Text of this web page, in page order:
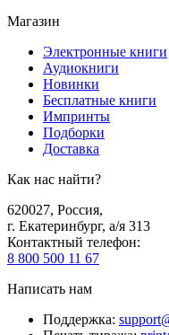
Магазин
Электронные книги
Аудиокниги
Новинки
Бесплатные книги
Импринты
Подборки
Доставка
Как нас найти?
620027, Россия,
г. Екатеринбург, а/я 313
Контактный телефон:
8 800 500 11 67
Написать нам
Поддержка: